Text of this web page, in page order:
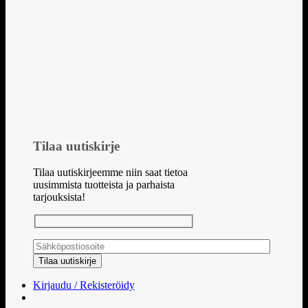
Tilaa uutiskirje
Tilaa uutiskirjeemme niin saat tietoa
uusimmista tuotteista ja parhaista
tarjouksista!
Kirjaudu / Rekisteröidy